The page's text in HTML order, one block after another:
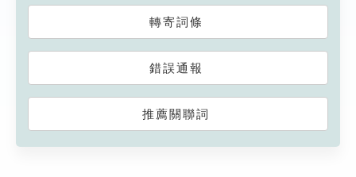
轉寄詞條
錯誤通報
推薦關聯詞